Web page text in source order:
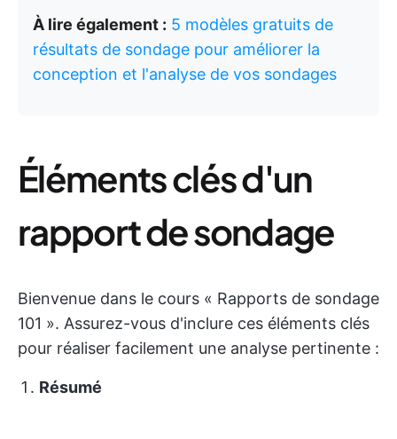
À lire également : 5 modèles gratuits de
résultats de sondage pour améliorer la
conception et l'analyse de vos sondages
Éléments clés d'un
rapport de sondage
Bienvenue dans le cours « Rapports de sondage
101 ». Assurez-vous d'inclure ces éléments clés
pour réaliser facilement une analyse pertinente :
Résumé